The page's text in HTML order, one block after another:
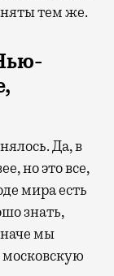
тем же.
Да, в
но это все,
мира есть
знать,
мы